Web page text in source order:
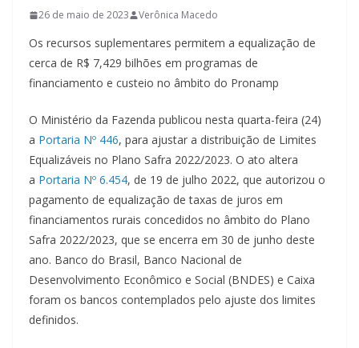
26 de maio de 2023 Verônica Macedo
Os recursos suplementares permitem a equalização de
cerca de R$ 7,429 bilhões em programas de
financiamento e custeio no âmbito do Pronamp
O Ministério da Fazenda publicou nesta quarta-feira (24)
a Portaria Nº 446, para ajustar a distribuição de Limites
Equalizáveis no Plano Safra 2022/2023. O ato altera
a Portaria Nº 6.454, de 19 de julho 2022, que autorizou o
pagamento de equalização de taxas de juros em
financiamentos rurais concedidos no âmbito do Plano
Safra 2022/2023, que se encerra em 30 de junho deste
ano. Banco do Brasil, Banco Nacional de
Desenvolvimento Econômico e Social (BNDES) e Caixa
foram os bancos contemplados pelo ajuste dos limites
definidos.